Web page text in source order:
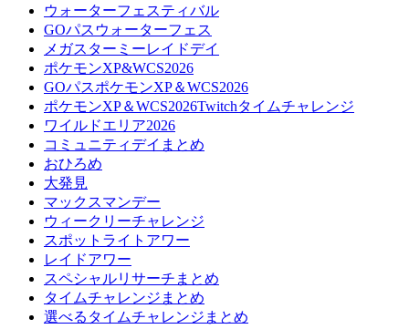
ウォーターフェスティバル
GOパスウォーターフェス
メガスターミーレイドデイ
ポケモンXP&WCS2026
GOパスポケモンXP＆WCS2026
ポケモンXP＆WCS2026Twitchタイムチャレンジ
ワイルドエリア2026
コミュニティデイまとめ
おひろめ
大発見
マックスマンデー
ウィークリーチャレンジ
スポットライトアワー
レイドアワー
スペシャルリサーチまとめ
タイムチャレンジまとめ
選べるタイムチャレンジまとめ